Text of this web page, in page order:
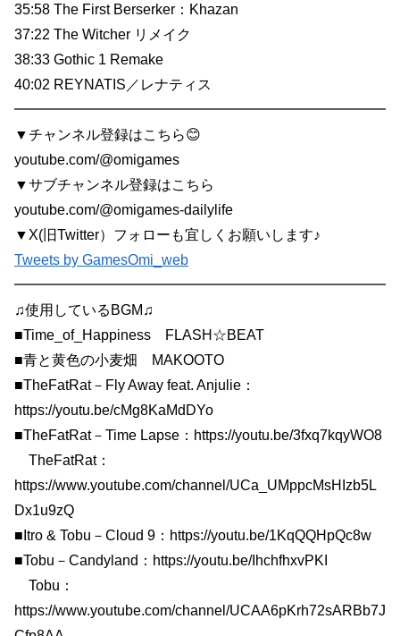
35:58 The First Berserker：Khazan
37:22 The Witcher リメイク
38:33 Gothic 1 Remake
40:02 REYNATIS／レナティス
━━━━━━━━━━━━━━━━━━━━━━━━━━
▼チャンネル登録はこちら😊
youtube.com/@omigames
▼サブチャンネル登録はこちら
youtube.com/@omigames-dailylife
▼X(旧Twitter）フォローも宜しくお願いします♪
Tweets by GamesOmi_web
━━━━━━━━━━━━━━━━━━━━━━━━━━
♫使用しているBGM♫
■Time_of_Happiness FLASH☆BEAT
■青と黄色の小麦畑 MAKOOTO
■TheFatRat－Fly Away feat. Anjulie：
https://youtu.be/cMg8KaMdDYo
■TheFatRat－Time Lapse：https://youtu.be/3fxq7kqyWO8
TheFatRat：
https://www.youtube.com/channel/UCa_UMppcMsHIzb5L
Dx1u9zQ
■Itro & Tobu－Cloud 9：https://youtu.be/1KqQQHpQc8w
■Tobu－Candyland：https://youtu.be/IhchfhxvPKI
Tobu：
https://www.youtube.com/channel/UCAA6pKrh72sARBb7J